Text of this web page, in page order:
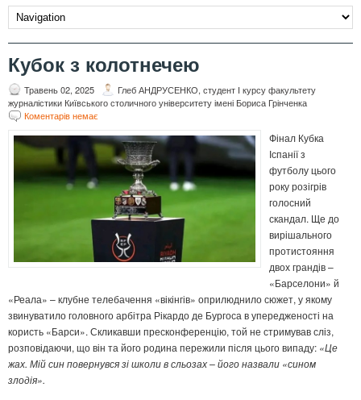
Кубок з колотнечею
Травень 02, 2025
Глеб АНДРУСЕНКО, студент І курсу факультету
журналістики Київського столичного університету імені Бориса Грінченка
Коментарів немає
Фінал Кубка
Іспанії з
футболу цього
року розігрів
голосний
скандал. Ще до
вирішального
протистояння
двох грандів –
«Барселони» й
«Реала» – клубне телебачення «вікінгів» оприлюднило сюжет, у якому
звинуватило головного арбітра Рікардо де Бургоса в упередженості на
користь «Барси». Скликавши пресконференцію, той не стримував сліз,
розповідаючи, що він та його родина пережили після цього випаду: «Це
жах. Мій син повернувся зі школи в сльозах–його назвали «сином
злодія».